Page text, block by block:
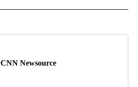
CNN Newsource